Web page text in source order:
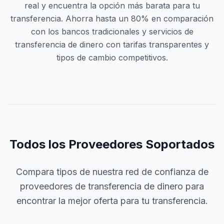
real y encuentra la opción más barata para tu
transferencia. Ahorra hasta un 80% en comparación
con los bancos tradicionales y servicios de
transferencia de dinero con tarifas transparentes y
tipos de cambio competitivos.
Todos los Proveedores Soportados
Compara tipos de nuestra red de confianza de
proveedores de transferencia de dinero para
encontrar la mejor oferta para tu transferencia.